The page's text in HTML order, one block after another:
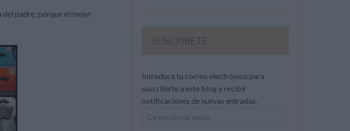
del padre; porque el mejor
SUSCRIBETE
Introduce tu correo electrónico para
suscribirte a este blog y recibir
notificaciones de nuevas entradas.
Dirección